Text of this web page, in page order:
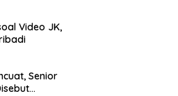
Video JK,
Senior